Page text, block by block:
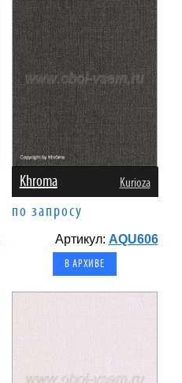
Khroma Kurioza
по запросу
Артикул: AQU606
В АРХИВЕ